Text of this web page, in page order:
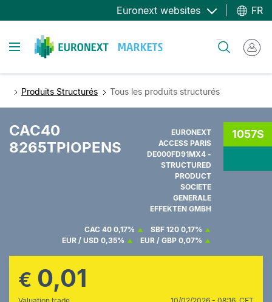
au
principal
Euronext websites FR
Toggle navigation
Produits Structurés Tous les produits structurés
CAC40
8265TPIOPENS
EURONEXT
ACCESS PARIS
DE000FD91MX4 -
STRUCTURED
PRODUCT
SOCIETE
GENERALE
EFFEKTEN GMBH
1057S
CAC 40 0,17% SBF 120 0,17%
EUR / USD 0,35% EUR / GBP 0,07%
€ 0,01